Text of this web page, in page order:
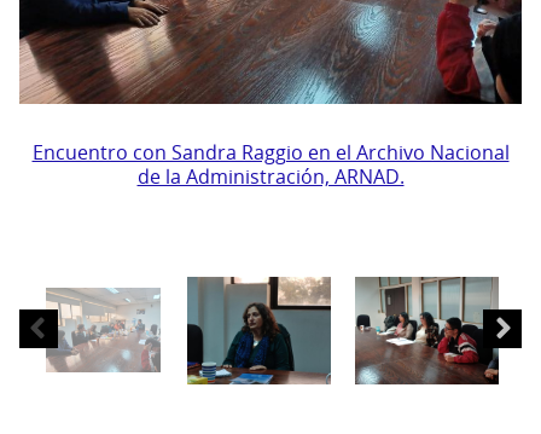
Encuentro con Sandra Raggio en el Archivo Nacional
de la Administración, ARNAD.